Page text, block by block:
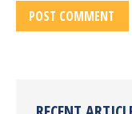
POST COMMENT